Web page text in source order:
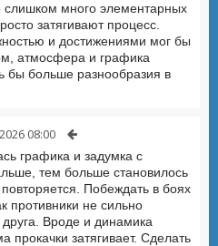
слишком много элементарных
затягивают процесс.
и достижениями мог бы
атмосфера и графика
бы больше разнообразия в
08:00
графика и задумка с
тем больше становилось
Побеждать в боях
противники не сильно
друга. Вроде и динамика
прокачки затягивает. Сделать